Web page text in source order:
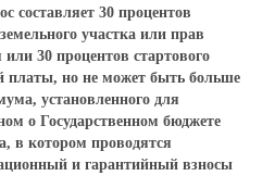
составляет 30 процентов
участка или прав
30 процентов стартового
платы, но не может быть больше
установленного для
о Государственном бюджете
в котором проводятся
и гарантийный взносы